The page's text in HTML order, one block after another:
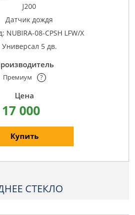
J200
Датчик дождя
NUBIRA-08-CPSH LFW/X
Универсал 5 дв.
Премиум ?
17 000
Купить
СТЕКЛО